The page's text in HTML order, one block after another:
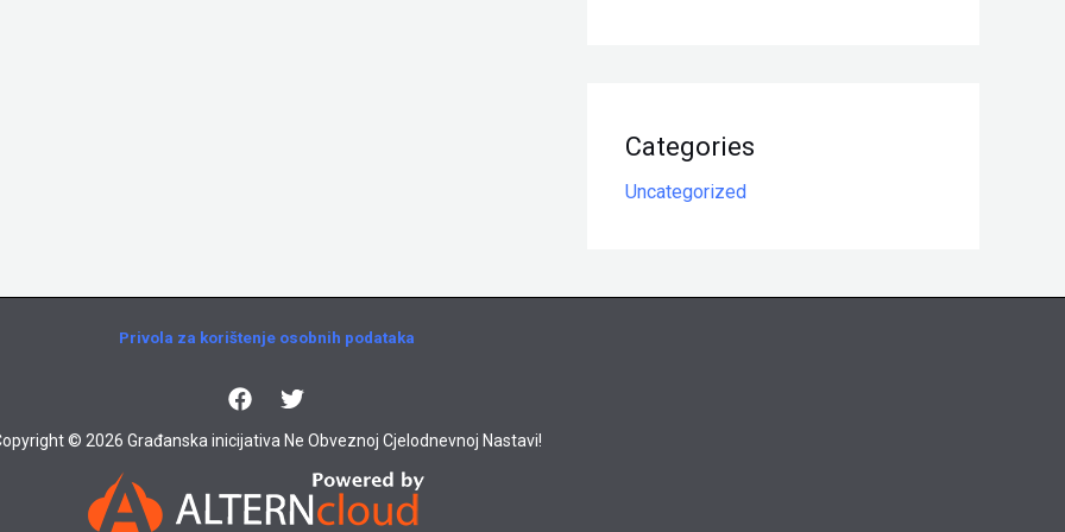
Categories
Uncategorized
Privola za korištenje osobnih podataka
© 2026 Građanska inicijativa Ne Obveznoj Cjelodnevnoj Nastavi!